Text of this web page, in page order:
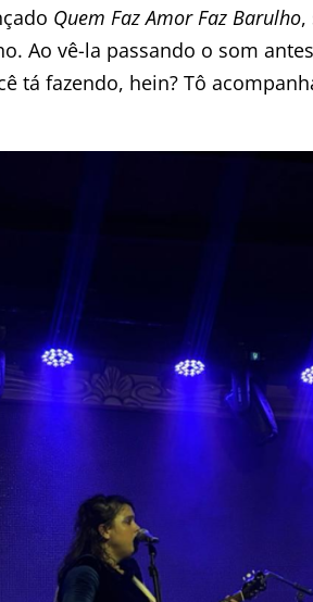
Quem Faz Amor Faz Barulho,
Ao vê-la passando o som
tá fazendo, hein? Tô